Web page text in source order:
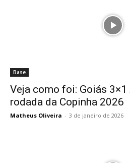
Base
Veja como foi: Goiás
rodada da Copinha 2026
Matheus Oliveira - 3 de janeiro de 2026